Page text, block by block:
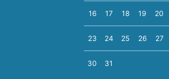
16 17 18 19 20
23 24 25 26 27
30 31